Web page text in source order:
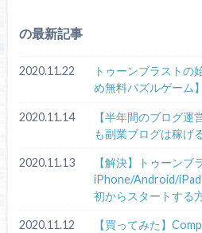
の最新記事
2020.11.22
トゥーンブラストの
め無料パズルゲーム】
2020.11.14
【半年間のブログ
も副業ブログは稼げ
2020.11.13
【解決】トゥーンブ
iPhone/Android/
初からスタートする
2020.11.12
【買ってみた】